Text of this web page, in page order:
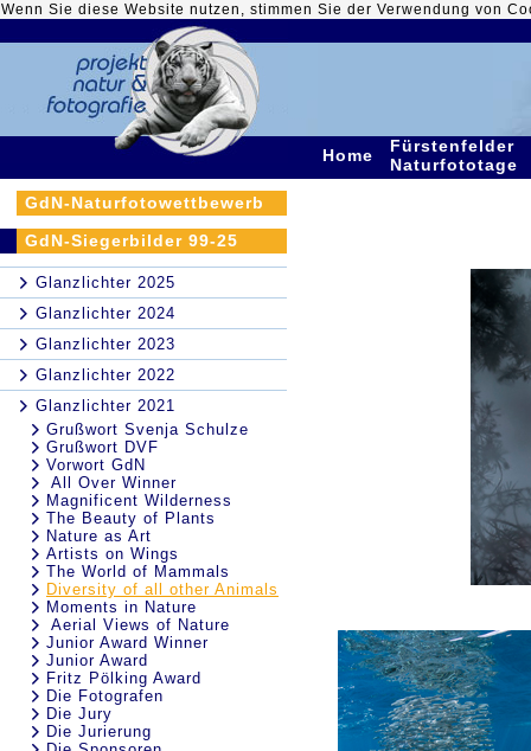
Wenn Sie diese Website nutzen, stimmen Sie der Verwendung von
Home
Fürstenfelder
Naturfototage
GdN-Naturfotowettbewerb
GdN-Siegerbilder 99-25
Glanzlichter 2025
Glanzlichter 2024
Glanzlichter 2023
Glanzlichter 2022
Glanzlichter 2021
Grußwort Svenja Schulze
Grußwort DVF
Vorwort GdN
All Over Winner
Magnificent Wilderness
The Beauty of Plants
Nature as Art
Artists on Wings
The World of Mammals
Diversity of all other Animals
Moments in Nature
Aerial Views of Nature
Junior Award Winner
Junior Award
Fritz Pölking Award
Die Fotografen
Die Jury
Die Jurierung